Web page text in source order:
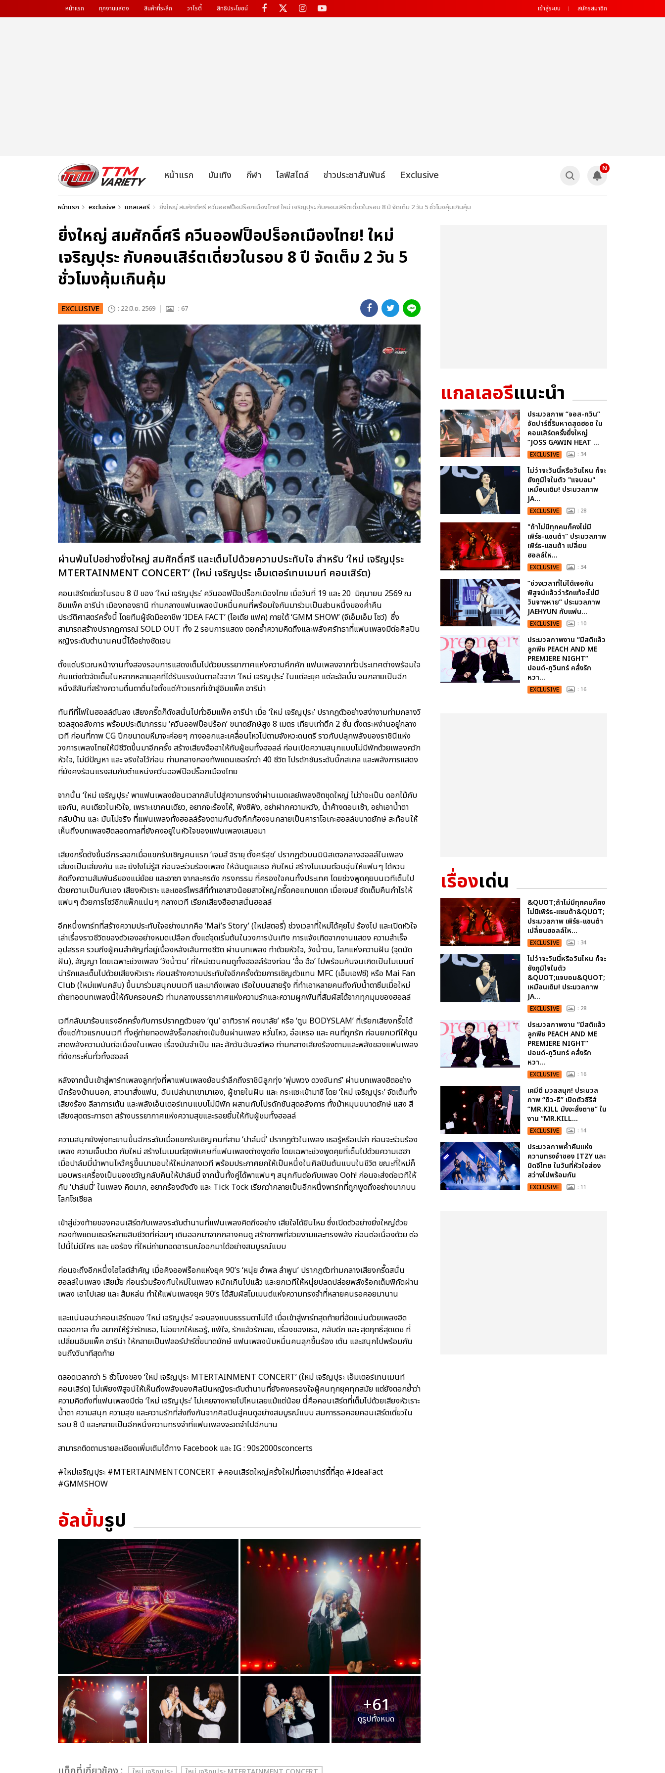
หน้าแรก ทุกงานแสดง สินค้าที่ระลึก วาไรตี้ สิทธิประโยชน์ เข้าสู่ระบบ สมัครสมาชิก
หน้าแรก บันเทิง กีฬา ไลฟ์สไตล์ ข่าวประชาสัมพันธ์ Exclusive
N
หน้าแรก exclusive แกลเลอรี ยิ่งใหญ่ สมศักดิ์ศรี ควีนออฟป็อปร็อกเมืองไทย! ใหม่ เจริญปุระ กับคอนเสิร์ตเดี่ยวในรอบ 8 ปี จัดเต็ม 2 วัน 5 ชั่วโมงคุ้มเกินคุ้ม
ยิ่งใหญ่ สมศักดิ์ศรี ควีนออฟป็อปร็อกเมืองไทย! ใหม่
เจริญปุระ กับคอนเสิร์ตเดี่ยวในรอบ 8 ปี จัดเต็ม 2 วัน 5
ชั่วโมงคุ้มเกินคุ้ม
EXCLUSIVE : 22 มิ.ย. 2569 : 67
ผ่านพ้นไปอย่างยิ่งใหญ่ สมศักดิ์ศรี และเต็มไปด้วยความประทับใจ สำหรับ ‘ใหม่ เจริญปุระ
MTERTAINMENT CONCERT’ (ใหม่ เจริญปุระ เอ็มเตอร์เทนเมนท์ คอนเสิร์ต)
คอนเสิร์ตเดี่ยวในรอบ 8 ปี ของ ‘ใหม่ เจริญปุระ’ ควีนออฟป็อปร็อกเมืองไทย เมื่อวันที่ 19 และ 20 มิถุนายน 2569 ณ
อิมแพ็ค อารีน่า เมืองทองธานี ท่ามกลางแฟนเพลงนับหมื่นคนที่พร้อมใจกันมาร่วมเป็นส่วนหนึ่งของค่ำคืน
ประวัติศาสตร์ครั้งนี้ โดยทีมผู้จัดมืออาชีพ ‘IDEA FACT’ (ไอเดีย แฟค) ภายใต้ ‘GMM SHOW’ (จีเอ็มเอ็ม โชว์) ซึ่ง
สามารถสร้างปรากฏการณ์ SOLD OUT ทั้ง 2 รอบการแสดง ตอกย้ำความคิดถึงและพลังศรัทธาที่แฟนเพลงมีต่อศิลปิน
หญิงระดับตำนานคนนี้ได้อย่างชัดเจน
ตั้งแต่บริเวณหน้างานทั้งสองรอบการแสดงเต็มไปด้วยบรรยากาศแห่งความคึกคัก แฟนเพลงจากทั่วประเทศต่างพร้อมใจ
กันแต่งตัวจัดเต็มในหลากหลายลุคที่ได้รับแรงบันดาลใจจาก ‘ใหม่ เจริญปุระ’ ในแต่ละยุค แต่ละอัลบั้ม จนกลายเป็นอีก
หนึ่งสีสันที่สร้างความตื่นตาตื่นใจตั้งแต่ก้าวแรกที่เข้าสู่อิมแพ็ค อารีน่า
ทันทีที่ไฟในฮอลล์ดับลง เสียงกรี๊ดก็ดังสนั่นไปทั่วอิมแพ็ค อารีน่า เมื่อ ‘ใหม่ เจริญปุระ’ ปรากฏตัวอย่างสง่างามท่ามกลางวิ
ชวลสุดอลังการ พร้อมประติมากรรม ‘ควีนออฟป็อปร็อก’ ขนาดยักษ์สูง 8 เมตร เทียบเท่าตึก 2 ชั้น ตั้งตระหง่านอยู่กลาง
เวที ก่อนที่ภาพ CG ปีกขนาดมหึมาจะค่อยๆ กางออกและเคลื่อนไหวไปตามจังหวะดนตรี ราวกับปลุกพลังของราชินีแห่ง
วงการเพลงไทยให้มีชีวิตขึ้นมาอีกครั้ง สร้างเสียงฮือฮาให้กับผู้ชมทั้งฮอลล์ ก่อนเปิดความสนุกแบบไม่มีพักด้วยเพลงควัก
หัวใจ, ไม่มีปัญหา และ จริงใจไว้ก่อน ท่ามกลางกองทัพแดนเซอร์กว่า 40 ชีวิต โปรดักชันระดับบิ๊กสเกล และพลังการแสดง
ที่ยังคงร้อนแรงสมกับตำแหน่งควีนออฟป็อปร็อกเมืองไทย
จากนั้น ‘ใหม่ เจริญปุระ’ พาแฟนเพลงย้อนเวลากลับไปสู่ความทรงจำผ่านเมดเลย์เพลงฮิตชุดใหญ่ ไม่ว่าจะเป็น ดอกไม้กับ
แจกัน, คนเดียวในหัวใจ, เพราะเขาคนเดียว, อยากจะร้องไห้, ฟังซิฟัง, อย่าฝากความหวัง, น้ำค้างตอนเช้า, อย่าเอาน้ำตา
กลับบ้าน และ มันไม่จริง ที่แฟนเพลงทั้งฮอลล์ร้องตามกันดังกึกก้องจนกลายเป็นคาราโอเกะฮอลล์ขนาดยักษ์ สะท้อนให้
เห็นถึงบทเพลงฮิตลอดกาลที่ยังคงอยู่ในหัวใจของแฟนเพลงเสมอมา
เสียงกรี๊ดดังขึ้นอีกระลอกเมื่อแขกรับเชิญคนแรก ‘เจมส์ จิรายุ ตั้งศรีสุข’ ปรากฏตัวบนมินิสเตจกลางฮอลล์ในเพลง
เสี่ยงเป็นเสี่ยงกัน และ ยังไงไม่รู้สิ ก่อนจะร่วมร้องเพลง ให้ฉันดูแลเธอ กับใหม่ สร้างโมเมนต์อบอุ่นให้แฟนๆ ได้หวน
คิดถึงความสัมพันธ์ของแม่ย้อย และอาซา จากละครดัง กรงกรรม ที่ครองใจคนทั้งประเทศ โดยช่วงพูดคุยบนเวทีเต็มไป
ด้วยความเป็นกันเอง เสียงหัวเราะ และเซอร์ไพรส์ที่ทำเอาสาวน้อยสาวใหญ่กรี๊ดคอแทบแตก เมื่อเจมส์ จัดเต็มคืนกำไรให้
แฟนๆ ด้วยการโชว์ซิกแพ็กแน่นๆ กลางเวที เรียกเสียงฮือฮาสนั่นฮอลล์
อีกหนึ่งพาร์ทที่สร้างความประทับใจอย่างมากคือ ‘Mai’s Story’ (ใหม่สตอรี่) ช่วงเวลาที่ใหม่ได้คุยไป ร้องไป และเปิดหัวใจ
เล่าเรื่องราวชีวิตของตัวเองอย่างหมดเปลือก ตั้งแต่จุดเริ่มต้นในวงการบันเทิง การแจ้งเกิดจากงานแสดง ความสำเร็จ
อุปสรรค รวมถึงผู้คนสำคัญที่อยู่เบื้องหลังเส้นทางชีวิต ผ่านบทเพลง ทำด้วยหัวใจ, วังน้ำวน, โลกแห่งความฝัน (จุดนัด
ฝัน), สัญญา โดยเฉพาะช่วงเพลง ‘วังน้ำวน’ ที่ใหม่ชวนคนดูทั้งฮอลล์ร้องท่อน ‘ฮื้อ ฮือ’ ไปพร้อมกันจนเกิดเป็นโมเมนต์
น่ารักและเต็มไปด้วยเสียงหัวเราะ ก่อนสร้างความประทับใจอีกครั้งด้วยการเชิญตัวแทน MFC (เอ็มเอฟซี) หรือ Mai Fan
Club (ใหม่แฟนคลับ) ขึ้นมาร่วมสนุกบนเวที และมาถึงเพลง เรือใบบนสายรุ้ง ที่ทำเอาหลายคนถึงกับน้ำตาซึมเมื่อใหม่
ถ่ายทอดบทเพลงนี้ให้กับครอบครัว ท่ามกลางบรรยากาศแห่งความรักและความผูกพันที่สัมผัสได้จากทุกมุมของฮอลล์
เวทีกลับมาร้อนแรงอีกครั้งกับการปรากฏตัวของ ‘ตูน’ อาทิวราห์ คงมาลัย’ หรือ ‘ตูน BODYSLAM’ ที่เรียกเสียงกรี๊ดได้
ตั้งแต่ก้าวแรกบนเวที ทั้งคู่ถ่ายทอดพลังร็อกอย่างเข้มข้นผ่านเพลง หวั่นไหว, อ๋อเหรอ และ คนที่ถูกรัก ก่อนยกเวทีให้ตูน
สาดพลังความมันต่อเนื่องในเพลง เรื่องมันจำเป็น และ สักวันฉันจะดีพอ ท่ามกลางเสียงร้องตามและพลังของแฟนเพลง
ที่ดังกระหึ่มทั่วทั้งฮอลล์
หลังจากนั้นเข้าสู่พาร์ทเพลงลูกทุ่งที่พาแฟนเพลงย้อนรำลึกถึงราชินีลูกทุ่ง ‘พุ่มพวง ดวงจันทร์’ ผ่านบทเพลงฮิตอย่าง
นักร้องบ้านนอก, สาวนาสั่งแฟน, ฉันเปล่านาเขามาเอง, ผู้ชายในฝัน และ กระแซะเข้ามาซิ โดย ‘ใหม่ เจริญปุระ’ จัดเต็มทั้ง
เสียงร้อง ลีลาการเต้น และพลังเอ็นเตอร์เทนแบบไม่มีพัก ผสานกับโปรดักชันสุดอลังการ ทั้งม้าหมุนขนาดยักษ์ แสง สี
เสียงสุดตระการตา สร้างบรรยากาศแห่งความสุขและรอยยิ้มให้กับผู้ชมทั้งฮอลล์
ความสนุกยังพุ่งทะยานขึ้นอีกระดับเมื่อแขกรับเชิญคนที่สาม ‘ปาล์มมี่’ ปรากฏตัวในเพลง เธอรู้หรือเปล่า ก่อนจะร่วมร้อง
เพลง ความเจ็บปวด กับใหม่ สร้างโมเมนต์สุดพิเศษที่แฟนเพลงต่างพูดถึง โดยเฉพาะช่วงพูดคุยที่เต็มไปด้วยความเฮฮา
เมื่อปาล์มมี่นำพานไหว้ครูขึ้นมามอบให้ใหม่กลางเวที พร้อมประกาศยกให้เป็นหนึ่งในศิลปินต้นแบบในชีวิต ขณะที่ใหม่ก็
มอบพระเครื่องเป็นของขวัญกลับคืนให้ปาล์มมี่ จากนั้นทั้งคู่ได้พาแฟนๆ สนุกกันต่อกับเพลง Ooh! ก่อนจะส่งต่อเวทีให้
กับ ‘ปาล์มมี่’ ในเพลง คิดมาก, อยากร้องดังดัง และ Tick Tock เรียกว่ากลายเป็นอีกหนึ่งพาร์ทที่ถูกพูดถึงอย่างมากบน
โลกโซเชียล
เข้าสู่ช่วงท้ายของคอนเสิร์ตกับเพลงระดับตำนานที่แฟนเพลงคิดถึงอย่าง เสียใจได้ยินไหม ซึ่งเปิดตัวอย่างยิ่งใหญ่ด้วย
กองทัพแดนเซอร์หลายสิบชีวิตที่ค่อยๆ เดินออกมาจากกลางคนดู สร้างภาพที่สวยงามและทรงพลัง ก่อนต่อเนื่องด้วย ต่อ
ไปนี้ไม่มีใคร และ ขอร้อง ที่ใหม่ถ่ายทอดอารมณ์ออกมาได้อย่างสมบูรณ์แบบ
ก่อนจะถึงอีกหนึ่งไฮไลต์สำคัญ เมื่อคิงออฟร็อกแห่งยุค 90’s ‘หนุ่ย อำพล ลำพูน’ ปรากฏตัวท่ามกลางเสียงกรี๊ดสนั่น
ฮอลล์ในเพลง เสียมั้ย ก่อนร่วมร้องกับใหม่ในเพลง หนักเกินไปแล้ว และยกเวทีให้หนุ่ยปลดปล่อยพลังร็อกเต็มพิกัดผ่าน
เพลง เอาไปเลย และ ส้มหล่น ทำให้แฟนเพลงยุค 90’s ได้สัมผัสโมเมนต์แห่งความทรงจำที่หลายคนรอคอยมานาน
และแน่นอนว่าคอนเสิร์ตของ ‘ใหม่ เจริญปุระ’ จะจบลงแบบธรรมดาไม่ได้ เมื่อเข้าสู่พาร์ทสุดท้ายที่อัดแน่นด้วยเพลงฮิต
ตลอดกาล ทั้ง อยากให้รู้ว่ารักเธอ, ไม่อยากให้เธอรู้, แพ้ใจ, รักแล้วรักเลย, เรื่องของเธอ, กลับดึก และ สุดฤทธิ์สุดเดช ที่
เปลี่ยนอิมแพ็ค อารีน่า ให้กลายเป็นฟลอร์ปาร์ตี้ขนาดยักษ์ แฟนเพลงนับหมื่นคนลุกขึ้นร้อง เต้น และสนุกไปพร้อมกัน
จนถึงวินาทีสุดท้าย
ตลอดเวลากว่า 5 ชั่วโมงของ ‘ใหม่ เจริญปุระ MTERTAINMENT CONCERT’ (ใหม่ เจริญปุระ เอ็มเตอร์เทนเมนท์
คอนเสิร์ต) ไม่เพียงพิสูจน์ให้เห็นถึงพลังของศิลปินหญิงระดับตำนานที่ยังคงครองใจผู้คนทุกยุคทุกสมัย แต่ยังตอกย้ำว่า
ความคิดถึงที่แฟนเพลงมีต่อ ‘ใหม่ เจริญปุระ’ ไม่เคยจางหายไปไหนเลยแม้แต่น้อย นี่คือคอนเสิร์ตที่เต็มไปด้วยเสียงหัวเราะ
น้ำตา ความสนุก ความสุข และความรักที่ส่งถึงกันจากศิลปินสู่คนดูอย่างสมบูรณ์แบบ สมการรอคอยคอนเสิร์ตเดี่ยวใน
รอบ 8 ปี และกลายเป็นอีกหนึ่งความทรงจำที่แฟนเพลงจะจดจำไปอีกนาน
สามารถติดตามรายละเอียดเพิ่มเติมได้ทาง Facebook และ IG : 90s2000sconcerts
#ใหม่เจริญปุระ #MTERTAINMENTCONCERT #คอนเสิร์ตใหญ่ครั้งใหม่ที่เฮฮาปาร์ตี้ที่สุด #IdeaFact
#GMMSHOW
อัลบั้มรูป
+61
ดูรูปทั้งหมด
แกลเลอรีแนะนำ
ประมวลภาพ “จอส-กวิน”
จัดปาร์ตี้ริมหาดสุดฮอต ใน
คอนเสิร์ตครั้งยิ่งใหญ่
“JOSS GAWIN HEAT ...
EXCLUSIVE : 34
ไม่ว่าจะวันนี้หรือวันไหน ก็จะ
ยังภูมิใจในตัว "แจบอม"
เหมือนเดิม! ประมวลภาพ
JA...
EXCLUSIVE : 28
"ถ้าไม่มีทุกคนก็คงไม่มี
เพิร์ธ-แซนต้า" ประมวลภาพ
เพิร์ธ-แซนต้า เปลี่ยน
ฮอลล์ให...
EXCLUSIVE : 34
“ช่วงเวลาที่ไม่ได้เจอกัน
พิสูจน์แล้วว่ารักแท้จะไม่มี
วันจางหาย” ประมวลภาพ
JAEHYUN กับแฟน...
EXCLUSIVE : 10
ประมวลภาพงาน “มีสติแล้ว
ลูกพีช PEACH AND ME
PREMIERE NIGHT”
ปอนด์-ภูวินทร์ คลั่งรัก
หวา...
EXCLUSIVE : 16
เรื่องเด่น
&QUOT;ถ้าไม่มีทุกคนก็คง
ไม่มีเพิร์ธ-แซนต้า&QUOT;
ประมวลภาพ เพิร์ธ-แซนต้า
เปลี่ยนฮอลล์ให...
EXCLUSIVE : 34
ไม่ว่าจะวันนี้หรือวันไหน ก็จะ
ยังภูมิใจในตัว
&QUOT;แจบอม&QUOT;
เหมือนเดิม! ประมวลภาพ
JA...
EXCLUSIVE : 28
ประมวลภาพงาน “มีสติแล้ว
ลูกพีช PEACH AND ME
PREMIERE NIGHT”
ปอนด์-ภูวินทร์ คลั่งรัก
หวา...
EXCLUSIVE : 16
เคมีดี มวลสนุก! ประมวล
ภาพ “ดิว-ธี” เปิดตัวซีรีส์
“MR.KILL มังงะสั่งตาย” ใน
งาน “MR.KILL...
EXCLUSIVE : 14
ประมวลภาพค่ำคืนแห่ง
ความทรงจำของ ITZY และ
มิดจีไทย ในวันที่หัวใจส่อง
สว่างไปพร้อมกัน
EXCLUSIVE : 11